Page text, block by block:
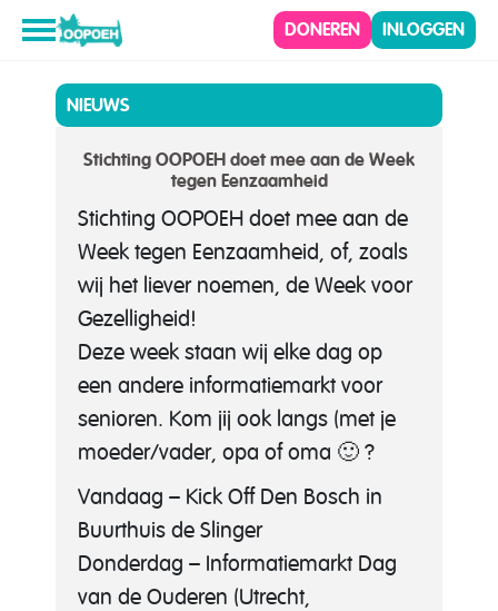
DONEREN INLOGGEN
NIEUWS
Stichting OOPOEH doet mee aan de Week
tegen Eenzaamheid
Stichting OOPOEH doet mee aan de
Week tegen Eenzaamheid, of, zoals
wij het liever noemen, de Week voor
Gezelligheid!
Deze week staan wij elke dag op
een andere informatiemarkt voor
senioren. Kom jij ook langs (met je
moeder/vader, opa of oma 🙂 ?
Vandaag – Kick Off Den Bosch in
Buurthuis de Slinger
Donderdag – Informatiemarkt Dag
van de Ouderen (Utrecht,